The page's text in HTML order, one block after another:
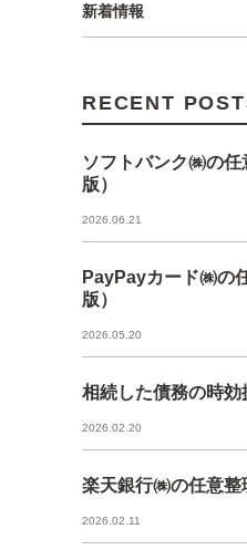
新着情報
RECENT
ソフトバンク㈱の
版）
2026.06.21
PayPayカード㈱の
版）
2026.05.20
相続した債務の時効
2026.02.20
楽天銀行㈱の任意整
2026.02.11